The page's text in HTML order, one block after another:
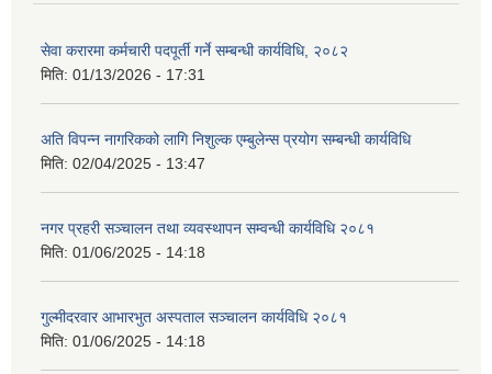
सेवा करारमा कर्मचारी पदपूर्ती गर्ने सम्बन्धी कार्यविधि, २०८२
मिति: 01/13/2026 - 17:31
अति विपन्न नागरिकको लागि निशुल्क एम्बुलेन्स प्रयोग सम्बन्धी कार्यविधि
मिति: 02/04/2025 - 13:47
नगर प्रहरी सञ्चालन तथा व्यवस्थापन सम्वन्धी कार्यविधि २०८१
मिति: 01/06/2025 - 14:18
गुल्मीदरवार आभारभुत अस्पताल सञ्चालन कार्यविधि २०८१
मिति: 01/06/2025 - 14:18